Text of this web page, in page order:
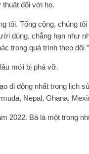
đối với họ.
tôi. Tổng cộng, chúng
dùng, chẳng hạn như
trong quá trình theo dõi
mới bị phá vỡ.
di động nhất trong lịch
Nepal, Ghana,
2022. Bà là một trong